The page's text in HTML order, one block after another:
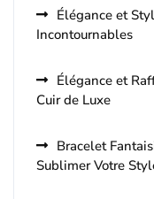
Élégance et
Incontournables
Élégance et
Cuir de Luxe
Bracelet
Sublimer Votre